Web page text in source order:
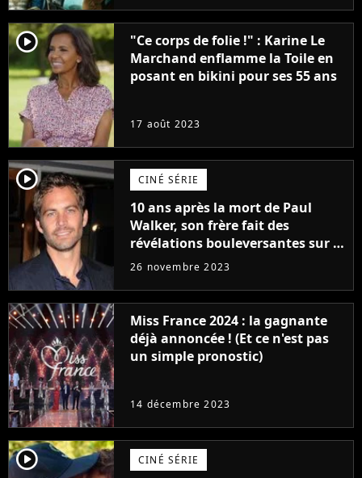
player2
"Ce corps de folie !" : Karine Le
Marchand enflamme la Toile en
posant en bikini pour ses 55 ans
17 août 2023
player2 CINÉ SÉRIE
10 ans après la mort de Paul
Walker, son frère fait des
révélations bouleversantes sur la
réaction des acteurs de Fast and
26 novembre 2023
Miss France 2024 : la gagnante
déjà annoncée ! (Et ce n'est pas
un simple pronostic)
14 décembre 2023
player2 CINÉ SÉRIE